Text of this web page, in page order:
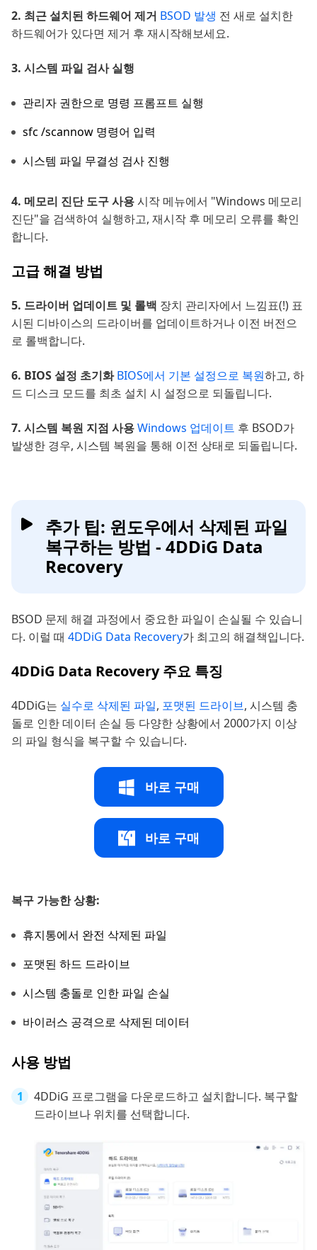
2. 최근 설치된 하드웨어 제거 BSOD 발생 전 새로 설치한
하드웨어가 있다면 제거 후 재시작해보세요.
3. 시스템 파일 검사 실행
관리자 권한으로 명령 프롬프트 실행
sfc /scannow 명령어 입력
시스템 파일 무결성 검사 진행
4. 메모리 진단 도구 사용시작 메뉴에서 "Windows 메모리
진단"을 검색하여 실행하고, 재시작 후 메모리 오류를 확인
합니다.
고급 해결 방법
5. 드라이버 업데이트 및 롤백 장치 관리자에서 느낌표(!) 표
시된 디바이스의 드라이버를 업데이트하거나 이전 버전으
로 롤백합니다.
6. BIOS 설정 초기화 BIOS에서 기본 설정으로 복원하고, 하
드 디스크 모드를 최초 설치 시 설정으로 되돌립니다.
7. 시스템 복원 지점 사용Windows 업데이트 후 BSOD가
발생한 경우, 시스템 복원을 통해 이전 상태로 되돌립니다.
추가 팁: 윈도우에서 삭제된 파일
복구하는 방법 - 4DDiG Data
Recovery
BSOD 문제 해결 과정에서 중요한 파일이 손실될 수 있습니
다. 이럴 때 4DDiG Data Recovery가 최고의 해결책입니다.
4DDiG Data Recovery 주요 특징
4DDiG는 실수로 삭제된 파일, 포맷된 드라이브, 시스템 충
돌로 인한 데이터 손실 등 다양한 상황에서 2000가지 이상
의 파일 형식을 복구할 수 있습니다.
바로 구매
바로 구매
복구 가능한 상황:
휴지통에서 완전 삭제된 파일
포맷된 하드 드라이브
시스템 충돌로 인한 파일 손실
바이러스 공격으로 삭제된 데이터
사용 방법
4DDiG 프로그램을 다운로드하고 설치합니다. 복구할
드라이브나 위치를 선택합니다.